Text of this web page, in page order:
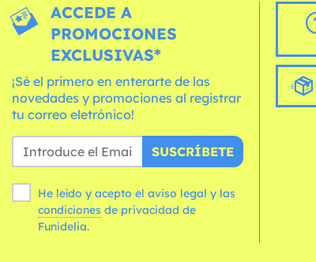
ACCEDE A
PROMOCIONES
EXCLUSIVAS*
¡Sé el primero en enterarte de las
novedades y promociones al registrar
tu correo eletrónico!
SUSCRÍBETE
He leído y acepto el aviso legal y las
condiciones
Funidelia.